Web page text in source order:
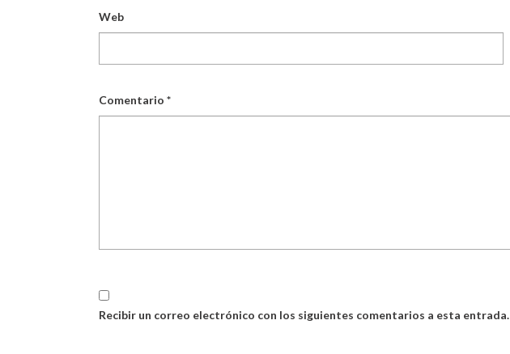
Web
Comentario *
Recibir un correo electrónico con los siguientes comentarios a esta entrada.